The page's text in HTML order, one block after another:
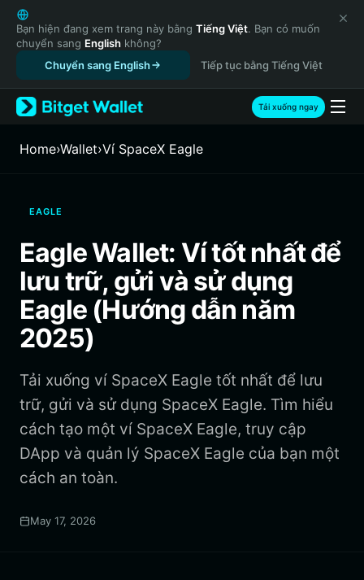
English
日本語
Tiếng Việt
Русский
Español (Latinoamérica)
Türkçe
Français
繁體中文
Bahasa Indonesia
ภาษาไทย
Español
Português (Brasil)
Bạn hiện đang xem trang này bằng Tiếng Việt. Bạn có muốn
chuyển sang English không?
Chuyển sang English
Tiếp tục bằng Tiếng Việt
Tải xuống ngay
Home›Wallet›‌Ví SpaceX Eagle
EAGLE
Eagle Wallet: Ví tốt nhất để
lưu trữ, gửi và sử dụng
Eagle (Hướng dẫn năm
2025)
Tải xuống ví SpaceX Eagle tốt nhất để lưu
trữ, gửi và sử dụng SpaceX Eagle. Tìm hiểu
cách tạo một ví SpaceX Eagle, truy cập
DApp và quản lý SpaceX Eagle của bạn một
cách an toàn.
May 17, 2026